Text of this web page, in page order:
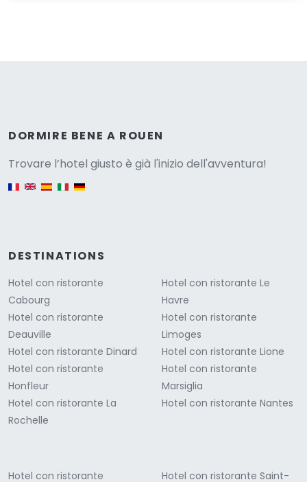
DORMIRE BENE A ROUEN
Trovare l’hotel giusto è già l'inizio dell'avventura!
DESTINATIONS
Hotel con ristorante
Cabourg
Hotel con ristorante
Deauville
Hotel con ristorante Dinard
Hotel con ristorante
Honfleur
Hotel con ristorante La
Rochelle
Hotel con ristorante Le
Havre
Hotel con ristorante
Limoges
Hotel con ristorante Lione
Hotel con ristorante
Marsiglia
Hotel con ristorante Nantes
Hotel con ristorante Hotel con ristorante Saint-